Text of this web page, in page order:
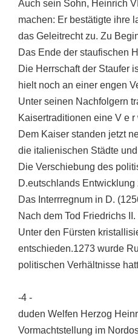
Auch sein Sohn, Heinrich
machen: Er bestätigte ihre
das Geleitrecht zu. Zu
Das Ende der staufischen
Die Herrschaft der Staufer
hielt noch an einer engen
Unter seinen Nachfolgern
Kaisertraditionen eine V e r
Dem Kaiser standen jetzt
die italienischen Städte
Die Verschiebung des
D.eutschlands
Das Interrregnum in D.
Nach dem Tod Friedrichs
Unter den Fürsten
entschieden.1273 wurde
politischen Verhältnisse
-4 -
duden Welfen Herzog
Vormachtstellung im